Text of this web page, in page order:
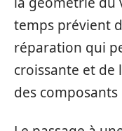
temps prévient
réparation qui
croissante et de
des composants